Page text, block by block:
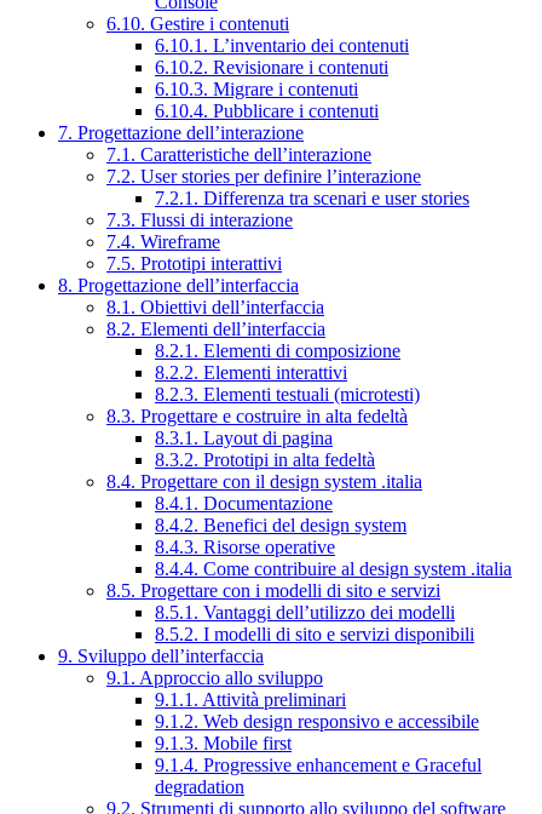
6.10. Gestire i contenuti
6.10.1. L’inventario dei contenuti
6.10.2. Revisionare i contenuti
6.10.3. Migrare i contenuti
6.10.4. Pubblicare i contenuti
7. Progettazione dell’interazione
7.1. Caratteristiche dell’interazione
7.2. User stories per definire l’interazione
7.2.1. Differenza tra scenari e user stories
7.3. Flussi di interazione
7.4. Wireframe
7.5. Prototipi interattivi
8. Progettazione dell’interfaccia
8.1. Obiettivi dell’interfaccia
8.2. Elementi dell’interfaccia
8.2.1. Elementi di composizione
8.2.2. Elementi interattivi
8.2.3. Elementi testuali (microtesti)
8.3. Progettare e costruire in alta fedeltà
8.3.1. Layout di pagina
8.3.2. Prototipi in alta fedeltà
8.4. Progettare con il design system .italia
8.4.1. Documentazione
8.4.2. Benefici del design system
8.4.3. Risorse operative
8.4.4. Come contribuire al design system .italia
8.5. Progettare con i modelli di sito e servizi
8.5.1. Vantaggi dell’utilizzo dei modelli
8.5.2. I modelli di sito e servizi disponibili
9. Sviluppo dell’interfaccia
9.1. Approccio allo sviluppo
9.1.1. Attività preliminari
9.1.2. Web design responsivo e accessibile
9.1.3. Mobile first
9.1.4. Progressive enhancement e Graceful
degradation
9.2. Strumenti di supporto allo sviluppo del software